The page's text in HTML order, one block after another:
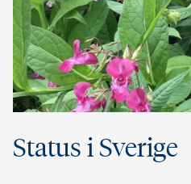
Status i Sverige